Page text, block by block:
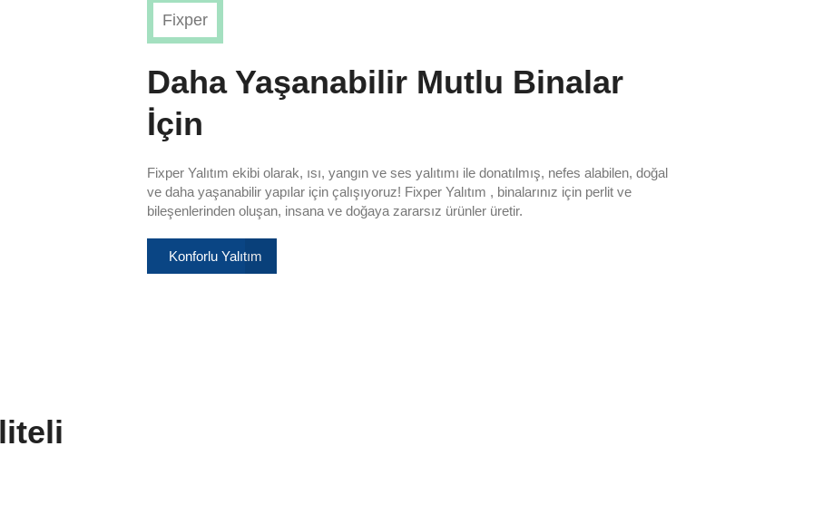
Fixper
Daha Yaşanabilir Mutlu Binalar
İçin
Fixper Yalıtım ekibi olarak, ısı, yangın ve ses yalıtımı ile donatılmış, nefes alabilen, doğal
ve daha yaşanabilir yapılar için çalışıyoruz! Fixper Yalıtım , binalarınız için perlit ve
bileşenlerinden oluşan, insana ve doğaya zararsız ürünler üretir.
Konforlu Yalıtım